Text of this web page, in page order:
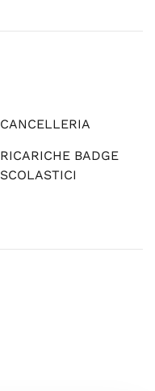
CANCELLERIA
RICARICHE BADGE
SCOLASTICI